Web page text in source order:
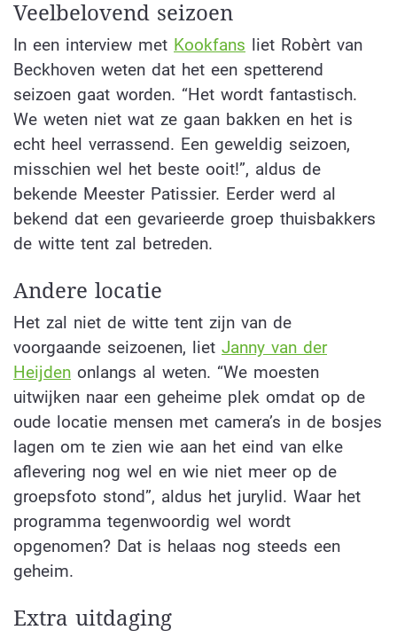
Veelbelovend seizoen
In een interview met Kookfans liet Robèrt van
Beckhoven weten dat het een spetterend
seizoen gaat worden. “Het wordt fantastisch.
We weten niet wat ze gaan bakken en het is
echt heel verrassend. Een geweldig seizoen,
misschien wel het beste ooit!”, aldus de
bekende Meester Patissier. Eerder werd al
bekend dat een gevarieerde groep thuisbakkers
de witte tent zal betreden.
Andere locatie
Het zal niet de witte tent zijn van de
voorgaande seizoenen, liet Janny van der
Heijden onlangs al weten. “We moesten
uitwijken naar een geheime plek omdat op de
oude locatie mensen met camera’s in de bosjes
lagen om te zien wie aan het eind van elke
aflevering nog wel en wie niet meer op de
groepsfoto stond”, aldus het jurylid. Waar het
programma tegenwoordig wel wordt
opgenomen? Dat is helaas nog steeds een
geheim.
Extra uitdaging